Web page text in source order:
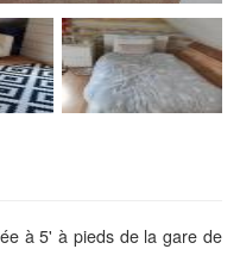
à 5' à pieds de la gare de